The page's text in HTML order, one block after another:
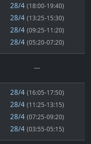
28/4 (18:00-19:40)
28/4 (13:25-15:30)
28/4 (09:25-11:20)
28/4 (05:20-07:20)
---
28/4 (16:05-17:50)
28/4 (11:25-13:15)
28/4 (07:25-09:20)
28/4 (03:55-05:15)